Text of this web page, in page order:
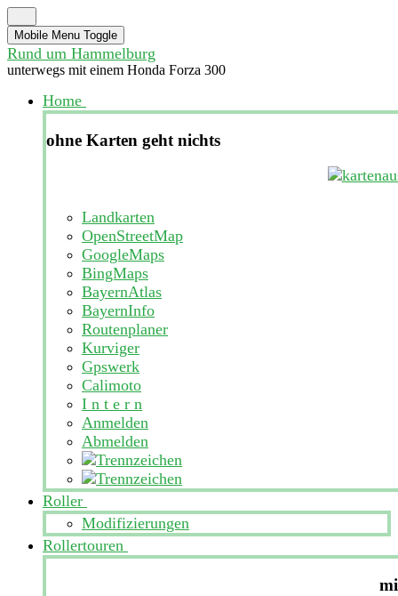
Mobile Menu Toggle
Rund um Hammelburg
unterwegs mit einem Honda Forza 300
Home
ohne Karten geht nichts
Landkarten
OpenStreetMap
GoogleMaps
BingMaps
BayernAtlas
BayernInfo
Routenplaner
Kurviger
Gpswerk
Calimoto
I n t e r n
Anmelden
Abmelden
Roller
Modifizierungen
Rollertouren